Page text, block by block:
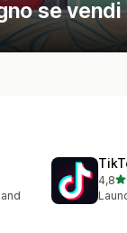
se
4,8